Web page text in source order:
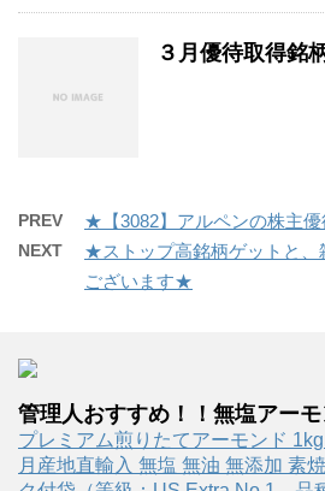
３月優待取得銘
PREV ★【3082】アルペンの株主
NEXT
★ストップ高銘柄ゲットと、
ございます★
管理人おすすめ！！無塩アー
プレミアム煎りたてアーモンド
月産地直輸入 無塩 無油 無添加 素